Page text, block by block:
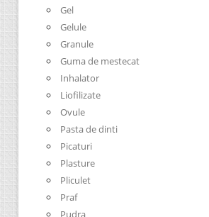
Gel
Gelule
Granule
Guma de mestecat
Inhalator
Liofilizate
Ovule
Pasta de dinti
Picaturi
Plasture
Pliculet
Praf
Pudra